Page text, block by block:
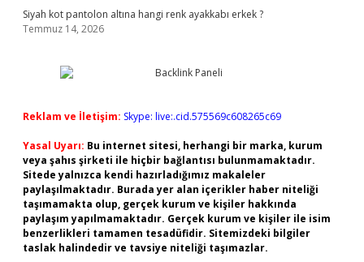
Siyah kot pantolon altına hangi renk ayakkabı erkek ?
Temmuz 14, 2026
Reklam ve İletişim: Skype: live:.cid.575569c608265c69
Yasal Uyarı: Bu internet sitesi, herhangi bir marka, kurum
veya şahıs şirketi ile hiçbir bağlantısı bulunmamaktadır.
Sitede yalnızca kendi hazırladığımız makaleler
paylaşılmaktadır. Burada yer alan içerikler haber niteliği
taşımamakta olup, gerçek kurum ve kişiler hakkında
paylaşım yapılmamaktadır. Gerçek kurum ve kişiler ile isim
benzerlikleri tamamen tesadüfidir. Sitemizdeki bilgiler
taslak halindedir ve tavsiye niteliği taşımazlar.